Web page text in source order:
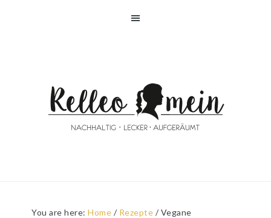
You are here:Home / Rezepte / Vegane